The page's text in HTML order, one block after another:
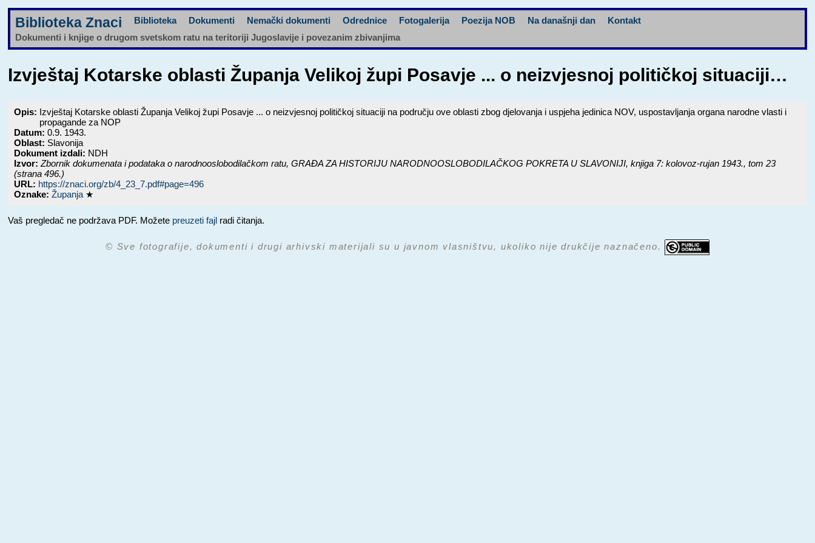
Biblioteka Znaci Biblioteka Dokumenti Nemački dokumenti Odrednice Fotogalerija Poezija NOB Na današnji dan
Kontakt
Dokumenti i knjige o drugom svetskom ratu na teritoriji Jugoslavije i povezanim zbivanjima
Izvještaj Kotarske oblasti Županja Velikoj župi Posavje ... o neizvjesnoj političkoj situaciji…
Opis: Izvještaj Kotarske oblasti Županja Velikoj župi Posavje ... o neizvjesnoj političkoj situaciji na području ove oblasti zbog djelovanja i uspjeha jedinica NOV, uspostavljanja organa narodne vlasti i
propagande za NOP
Datum:0.9. 1943.
Oblast: Slavonija
Dokument izdali: NDH
Izvor: Zbornik dokumenata i podataka o narodnooslobodilačkom ratu,GRAĐA ZA HISTORIJU NARODNOOSLOBODILAČKOG POKRETA U SLAVONIJI, knjiga 7: kolovoz-rujan 1943., tom 23
(strana 496.)
URL: https://znaci.org/zb/4_23_7.pdf#page=496
Oznake:Županja ★
Vaš pregledač ne podržava PDF. Možete preuzeti fajl radi čitanja.
© Sve fotografije, dokumenti i drugi arhivski materijali su u javnom vlasništvu, ukoliko nije drukčije naznačeno.